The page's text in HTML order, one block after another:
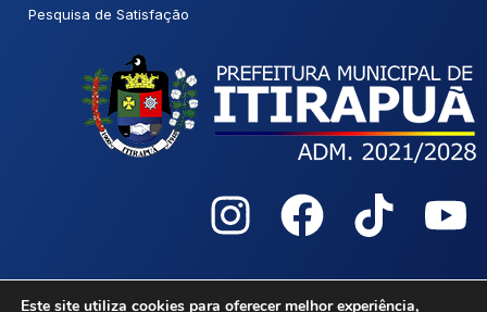
Pesquisa de Satisfação
2026 © Câmara Municipal Itirapuã
Este site utiliza cookies para oferecer melhor experiência,